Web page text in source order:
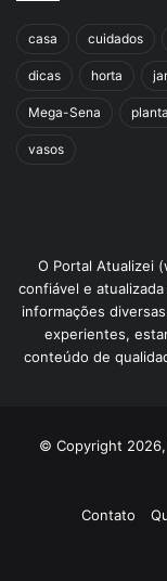
casa cuidados
dicas horta
Mega-Sena
vasos
O Portal Atualizei
confiável e
informações
experientes,
conteúdo de
© Copyright
Contato